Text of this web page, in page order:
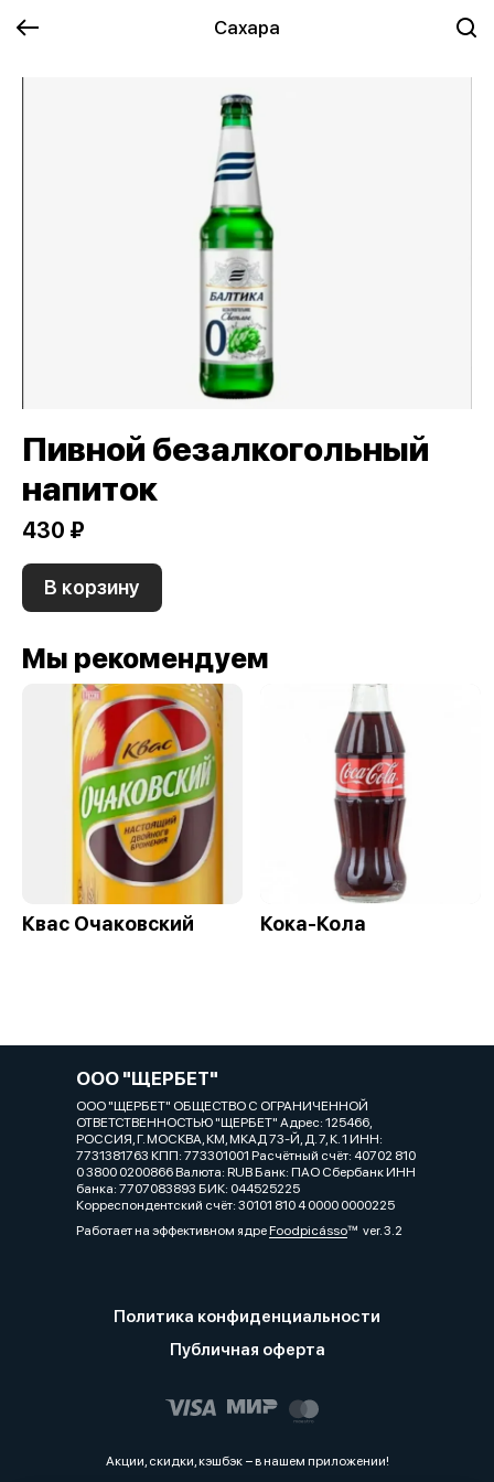
Сахара
Пивной безалкогольный
напиток
430 ₽
В корзину
Мы рекомендуем
Квас Очаковский Кока-Кола
ООО "ЩЕРБЕТ"
ООО "ЩЕРБЕТ" ОБЩЕСТВО С ОГРАНИЧЕННОЙ
ОТВЕТСТВЕННОСТЬЮ "ЩЕРБЕТ" Адрес: 125466,
РОССИЯ, Г. МОСКВА, КМ, МКАД 73-Й, Д. 7, К. 1 ИНН:
7731381763 КПП: 773301001 Расчётный счёт: 40702 810
0 3800 0200866 Валюта: RUB Банк: ПАО Сбербанк ИНН
банка: 7707083893 БИК: 044525225
Корреспондентский счёт: 30101 810 4 0000 0000225
Работает на эффективном ядреFoodpicássover. 3.2
Политика конфиденциальности
Публичная оферта
Акции, скидки, кэшбэк − в нашем приложении!